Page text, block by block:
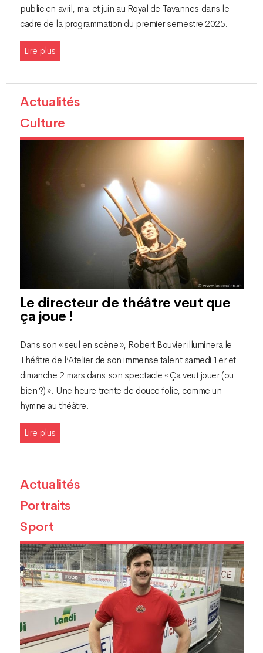
public en avril, mai et juin au Royal de Tavannes dans le
cadre de la programmation du premier semestre 2025.
Lire plus
Actualités
Culture
Le directeur de théâtre veut que
ça joue !
Dans son « seul en scène », Robert Bouvier illuminera le
Théâtre de l’Atelier de son immense talent samedi 1er et
dimanche 2 mars dans son spectacle « Ça veut jouer (ou
bien ?) ». Une heure trente de douce folie, comme un
hymne au théâtre.
Lire plus
Actualités
Portraits
Sport